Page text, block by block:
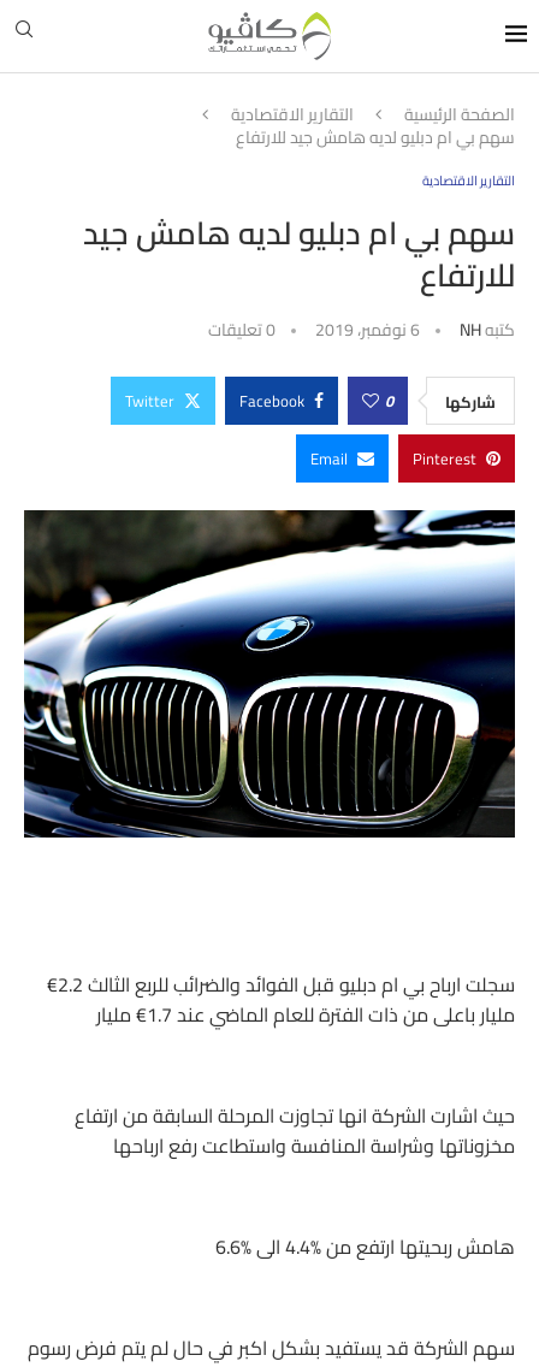
الصفحة الرئيسية التقارير الاقتصادية
سهم بي ام دبليو لديه هامش جيد للارتفاع
التقارير الاقتصادية
سهم بي ام دبليو لديه هامش جيد
للارتفاع
كتبهNH 6 نوفمبر، 2019 0 تعليقات
شاركها 0
Facebook
Twitter
Pinterest
Email
سجلت ارباح بي ام دبليو قبل الفوائد والضرائب للربع الثالث 2.2€
مليار باعلى من ذات الفترة للعام الماضي عند 1.7€ مليار
حيث اشارت الشركة انها تجاوزت المرحلة السابقة من ارتفاع
مخزوناتها وشراسة المنافسة واستطاعت رفع ارباحها
هامش ربحيتها ارتفع من 4.4‎%‎ الى 6.6‎%‎
سهم الشركة قد يستفيد بشكل اكبر في حال لم يتم فرض رسوم